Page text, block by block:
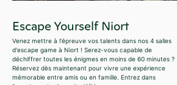
Escape Yourself Niort
Venez mettre à l'épreuve vos talents dans nos 4 salles
d'escape game à Niort ! Serez-vous capable de
déchiffrer toutes les énigmes en moins de 60 minutes ?
Réservez dès maintenant pour vivre une expérience
mémorable entre amis ou en famille. Entrez dans